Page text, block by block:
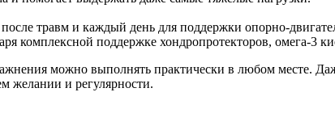
травм и каждый день для поддержки опорно-
комплексной поддержке хондропротекторов, омега-3
можно выполнять практически в любом месте.
желании и регулярности.